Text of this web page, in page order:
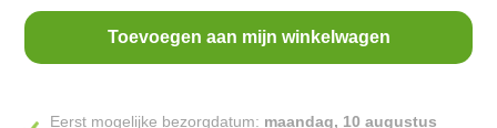
Toevoegen aan mijn winkelwagen
Eerst mogelijke bezorgdatum: maandag, 10 augustus